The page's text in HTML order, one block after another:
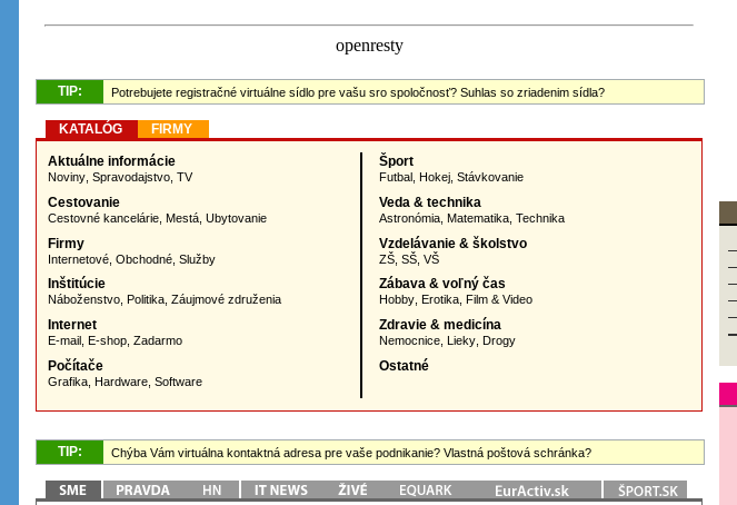
TIP: Potrebujete registračné virtuálne sídlo pre vašu sro spoločnosť? Suhlas so zriadenim sídla?
KATALÓG FIRMY
Aktuálne informácie
Noviny Spravodajstvo TV
Cestovanie
Cestovné kancelárie Mestá Ubytovanie
Firmy
Internetové Obchodné Služby
Inštitúcie
Náboženstvo Politika Záujmové združenia
Internet
E-mail E-shop Zadarmo
Počítače
Grafika Hardware Software
Šport
Futbal ,Hokej ,Stávkovanie
Veda & technika
Astronómia ,Matematika ,Technika
Vzdelávanie & školstvo
ZŠ ,SŠ ,VŠ
Zábava & voľný čas
Hobby Erotika Film & Video
Zdravie & medicína
Nemocnice ,Lieky ,Drogy
Ostatné
TIP: Chýba Vám virtuálna kontaktná adresa pre vaše podnikanie? Vlastná poštová schránka?